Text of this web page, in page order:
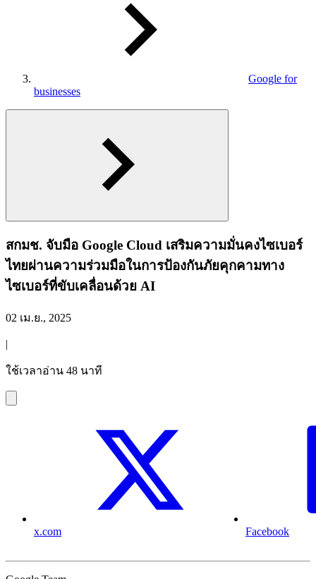
Google for
businesses
สกมช. จับมือ Google Cloud เสริมความมั่นคงไซเบอร์
ไทยผ่านความร่วมมือในการป้องกันภัยคุกคามทาง
ไซเบอร์ที่ขับเคลื่อนด้วย AI
02 เม.ย., 2025
|
ใช้เวลาอ่าน 48 นาที
x.com Facebook